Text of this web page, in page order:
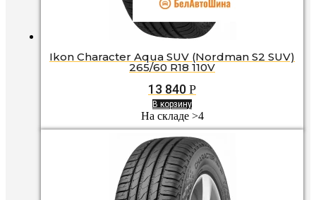
Ikon Character Aqua SUV (Nordman S2 SUV)
265/60 R18 110V
13 840 Р
В корзину
На складе >4